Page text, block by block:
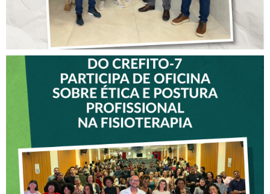
VICE-PRESIDENTE DO
CREFITO-7 PARTICIPA DE
OFICINA SOBRE ÉTICA E
POSTURA PROFISSIONAL
NA FISIOTERAPIA